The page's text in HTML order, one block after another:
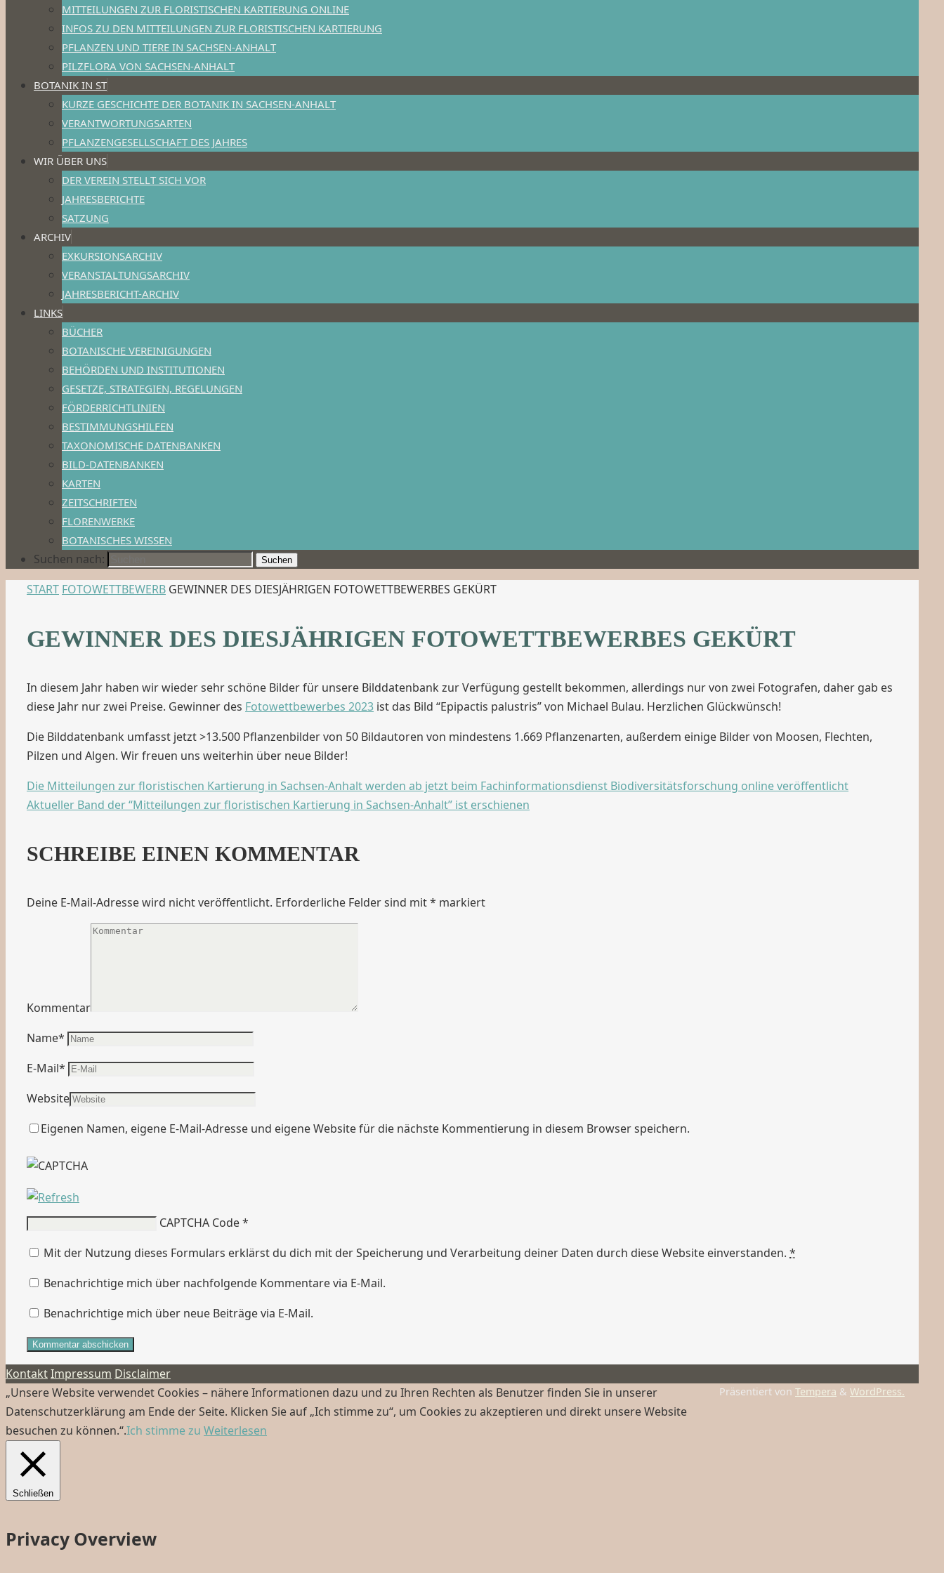
MITTEILUNGEN ZUR FLORISTISCHEN KARTIERUNG ONLINE
INFOS ZU DEN MITTEILUNGEN ZUR FLORISTISCHEN KARTIERUNG
PFLANZEN UND TIERE IN SACHSEN-ANHALT
PILZFLORA VON SACHSEN-ANHALT
BOTANIK IN ST
KURZE GESCHICHTE DER BOTANIK IN SACHSEN-ANHALT
VERANTWORTUNGSARTEN
PFLANZENGESELLSCHAFT DES JAHRES
WIR ÜBER UNS
DER VEREIN STELLT SICH VOR
JAHRESBERICHTE
SATZUNG
ARCHIV
EXKURSIONSARCHIV
VERANSTALTUNGSARCHIV
JAHRESBERICHT-ARCHIV
LINKS
BÜCHER
BOTANISCHE VEREINIGUNGEN
BEHÖRDEN UND INSTITUTIONEN
GESETZE, STRATEGIEN, REGELUNGEN
FÖRDERRICHTLINIEN
BESTIMMUNGSHILFEN
TAXONOMISCHE DATENBANKEN
BILD-DATENBANKEN
KARTEN
ZEITSCHRIFTEN
FLORENWERKE
BOTANISCHES WISSEN
Suchen nach: Suchen
START FOTOWETTBEWERB GEWINNER DES DIESJÄHRIGEN FOTOWETTBEWERBES GEKÜRT
GEWINNER DES DIESJÄHRIGEN FOTOWETTBEWERBES GEKÜRT
In diesem Jahr haben wir wieder sehr schöne Bilder für unsere Bilddatenbank zur Verfügung gestellt bekommen, allerdings nur von zwei Fotografen, daher gab es
diese Jahr nur zwei Preise. Gewinner des Fotowettbewerbes 2023 ist das Bild “Epipactis palustris” von Michael Bulau. Herzlichen Glückwünsch!
Die Bilddatenbank umfasst jetzt >13.500 Pflanzenbilder von 50 Bildautoren von mindestens 1.669 Pflanzenarten, außerdem einige Bilder von Moosen, Flechten,
Pilzen und Algen. Wir freuen uns weiterhin über neue Bilder!
Die Mitteilungen zur floristischen Kartierung in Sachsen-Anhalt werden ab jetzt beim Fachinformationsdienst Biodiversitätsforschung online veröffentlicht
Aktueller Band der “Mitteilungen zur floristischen Kartierung in Sachsen-Anhalt” ist erschienen
SCHREIBE EINEN KOMMENTAR
Deine E-Mail-Adresse wird nicht veröffentlicht. Erforderliche Felder sind mit* markiert
Kommentar
Name*
E-Mail*
Website
Eigenen Namen, eigene E-Mail-Adresse und eigene Website für die nächste Kommentierung in diesem Browser speichern.
CAPTCHA Code*
Mit der Nutzung dieses Formulars erklärst du dich mit der Speicherung und Verarbeitung deiner Daten durch diese Website einverstanden. *
Benachrichtige mich über nachfolgende Kommentare via E-Mail.
Benachrichtige mich über neue Beiträge via E-Mail.
KontaktImpressum Disclaimer
Präsentiert von Tempera & WordPress.
„Unsere Website verwendet Cookies – nähere Informationen dazu und zu Ihren Rechten als Benutzer finden Sie in unserer
Datenschutzerklärung am Ende der Seite. Klicken Sie auf „Ich stimme zu“, um Cookies zu akzeptieren und direkt unsere Website
besuchen zu können.“.Ich stimme zu Weiterlesen
Schließen
Privacy Overview